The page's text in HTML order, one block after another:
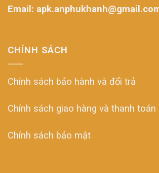
Email:
CHÍNH SÁCH
Chính sách bảo hành và đổi trả
Chính sách giao hàng và thanh toán
Chính sách bảo mật